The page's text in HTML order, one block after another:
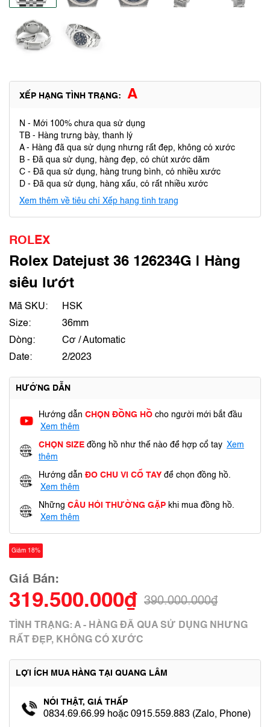
XẾP HẠNG TÌNH TRẠNG: A
N - Mới 100% chưa qua sử dụng
TB - Hàng trưng bày, thanh lý
A - Hàng đã qua sử dụng nhưng rất đẹp, không có xước
B - Đã qua sử dụng, hàng đẹp, có chút xước dăm
C - Đã qua sử dụng, hàng trung bình, có nhiều xước
D - Đã qua sử dụng, hàng xấu, có rất nhiều xước
Xem thêm về tiêu chí Xếp hạng tình trạng
ROLEX
Rolex Datejust 36 126234G | Hàng
siêu lướt
Mã SKU:
HSK
Size:
36mm
Dòng:
Cơ / Automatic
Date:
2/2023
HƯỚNG DẪN
Hướng dẫn CHỌN ĐỒNG HỒ cho người mới bắt đầu
Xem thêm
CHỌN SIZE đồng hồ như thế nào để hợp cổ tay Xem
thêm
Hướng dẫn ĐO CHU VI CỔ TAY để chọn đồng hồ.
Xem thêm
Những CÂU HỎI THƯỜNG GẶP khi mua đồng hồ.
Xem thêm
Giảm 18%
Giá Bán:
319.500.000₫ 390.000.000₫
TÌNH TRẠNG: A - HÀNG ĐÃ QUA SỬ DỤNG NHƯNG
RẤT ĐẸP, KHÔNG CÓ XƯỚC
LỢI ÍCH MUA HÀNG TẠI QUANG LÂM
NÓI THẬT, GIÁ THẤP
0834.69.66.99 hoặc 0915.559.883 (Zalo, Phone)